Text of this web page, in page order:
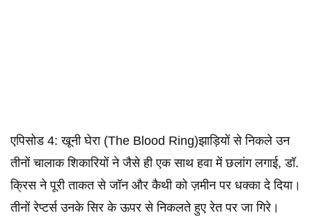
एपिसोड 4: खूनी घेरा (The Blood Ring)झाड़ियों से निकले उन
तीनों चालाक शिकारियों ने जैसे ही एक साथ हवा में छलांग लगाई, डॉ.
क्रिस ने पूरी ताकत से जॉन और कैथी को ज़मीन पर धक्का दे दिया।
तीनों रेप्टर्स उनके सिर के ऊपर से निकलते हुए रेत पर जा गिरे।